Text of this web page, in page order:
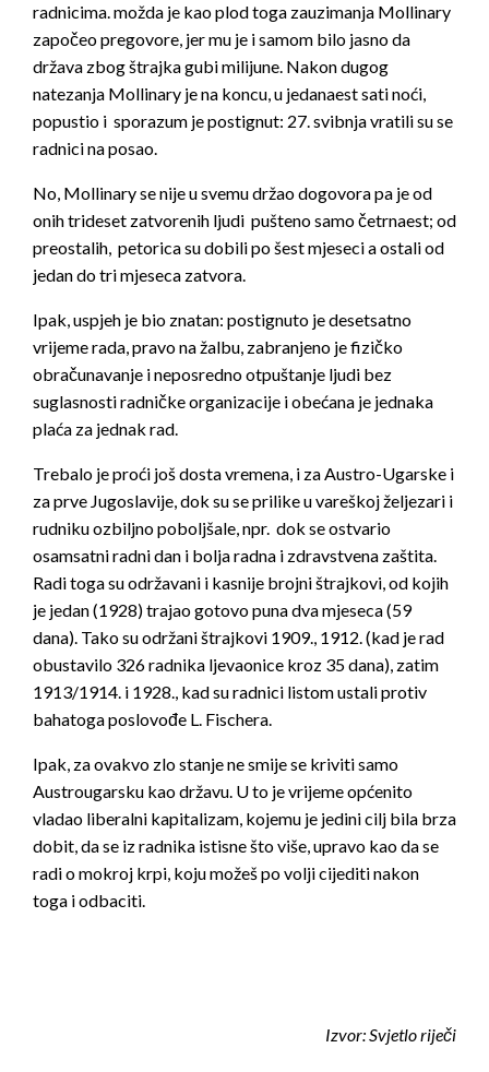
radnicima. možda je kao plod toga zauzimanja Mollinary
započeo pregovore, jer mu je i samom bilo jasno da
država zbog štrajka gubi milijune. Nakon dugog
natezanja Mollinary je na koncu, u jedanaest sati noći,
popustio i sporazum je postignut: 27. svibnja vratili su se
radnici na posao.
No, Mollinary se nije u svemu držao dogovora pa je od
onih trideset zatvorenih ljudi pušteno samo četrnaest; od
preostalih, petorica su dobili po šest mjeseci a ostali od
jedan do tri mjeseca zatvora.
Ipak, uspjeh je bio znatan: postignuto je desetsatno
vrijeme rada, pravo na žalbu, zabranjeno je fizičko
obračunavanje i neposredno otpuštanje ljudi bez
suglasnosti radničke organizacije i obećana je jednaka
plaća za jednak rad.
Trebalo je proći još dosta vremena, i za Austro-Ugarske i
za prve Jugoslavije, dok su se prilike u vareškoj željezari i
rudniku ozbiljno poboljšale, npr. dok se ostvario
osamsatni radni dan i bolja radna i zdravstvena zaštita.
Radi toga su održavani i kasnije brojni štrajkovi, od kojih
je jedan (1928) trajao gotovo puna dva mjeseca (59
dana). Tako su održani štrajkovi 1909., 1912. (kad je rad
obustavilo 326 radnika ljevaonice kroz 35 dana), zatim
1913/1914. i 1928., kad su radnici listom ustali protiv
bahatoga poslovođe L. Fischera.
Ipak, za ovakvo zlo stanje ne smije se kriviti samo
Austrougarsku kao državu. U to je vrijeme općenito
vladao liberalni kapitalizam, kojemu je jedini cilj bila brza
dobit, da se iz radnika istisne što više, upravo kao da se
radi o mokroj krpi, koju možeš po volji cijediti nakon
toga i odbaciti.
Izvor:Svjetlo riječi